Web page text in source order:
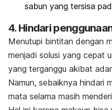
sabun yang tersisa
4. Hindari
Menutupi bintitan dengan
menjadi solusi yang cepat
yang terganggu akibat
Namun, sebaiknya hindari
mata selama masih